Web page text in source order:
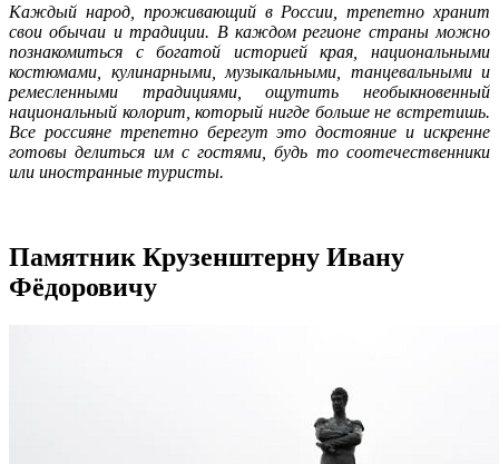
Каждый народ, проживающий в России, трепетно хранит
свои обычаи и традиции. В каждом регионе страны можно
познакомиться с богатой историей края, национальными
костюмами, кулинарными, музыкальными, танцевальными и
ремесленными традициями, ощутить необыкновенный
национальный колорит, который нигде больше не встретишь.
Все россияне трепетно берегут это достояние и искренне
готовы делиться им с гостями, будь то соотечественники
или иностранные туристы.
Памятник Крузенштерну Ивану
Фёдоровичу